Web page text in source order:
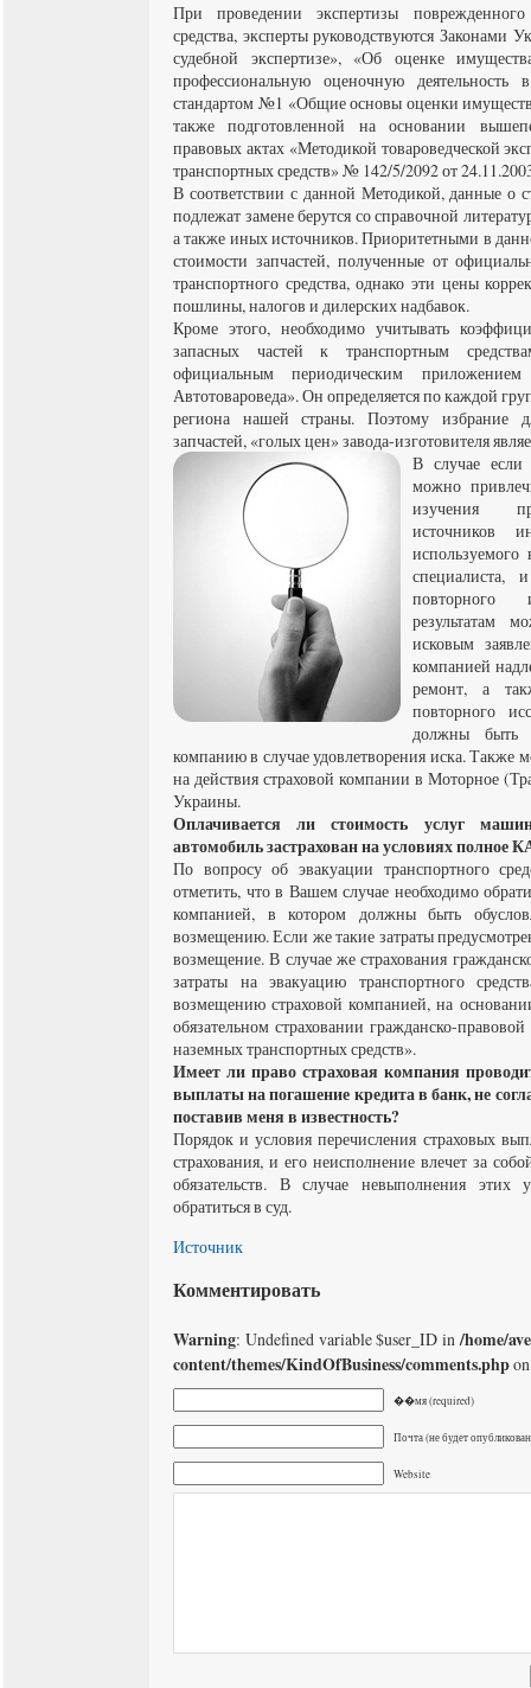
При проведении экспертизы
средства, эксперты руководствуются Законами
судебной экспертизе», «Об оценке
профессиональную оценочную
стандартом №1 «Общие основы оценки
также подготовленной на основании
правовых актах «Методикой товароведческой
транспортных средств» № 142/5/2092 от
В соответствии с данной Методикой, данные о
подлежат замене берутся со справочной
а также иных источников. Приоритетными в
стоимости запчастей, полученные от
транспортного средства, однако эти цены
пошлины, налогов и дилерских надбавок.
Кроме этого, необходимо учитывать
запасных частей к транспортным
официальным периодическим
Автотовароведа». Он определяется по каждой
региона нашей страны. Поэтому избрание
запчастей, «голых цен» завода-изготовителя
В случае если
можно
изучения
источников
специалиста,
повторного
результатам
исковым
компанией
ремонт, а
повторного
должны быть
компанию в случае удовлетворения иска. Также
на действия страховой компании в Моторное
Украины.
Оплачивается ли стоимость услуг
автомобиль застрахован на условиях полное
По вопросу об эвакуации транспортного
отметить, что в Вашем случае необходимо
компанией, в котором должны быть
возмещению. Если же такие затраты
возмещение. В случае же страхования
затраты на эвакуацию транспортного
возмещению страховой компанией, на
обязательном страховании гражданско-правовой
наземных транспортных средств».
Имеет ли право страховая компания
выплаты на погашение кредита в банк, не
поставив меня в известность?
Порядок и условия перечисления страховых
страхования, и его неисполнение влечет за
обязательств. В случае невыполнения
обратиться в суд.
Источник
Комментировать
Warning: Undefined variable $user_ID in/home/
content/themes/KindOfBusiness/comments.php
��мя (required)
Почта (не будет
Website